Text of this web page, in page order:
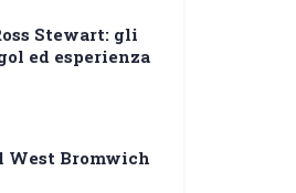
Stewart: gli
ed esperienza
West Bromwich